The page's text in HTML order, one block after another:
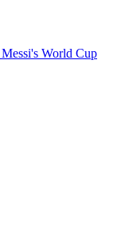
World Cup